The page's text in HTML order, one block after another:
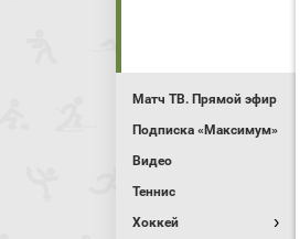
Матч ТВ. Прямой эфир
Подписка «Максимум»
Видео
Теннис
Хоккей